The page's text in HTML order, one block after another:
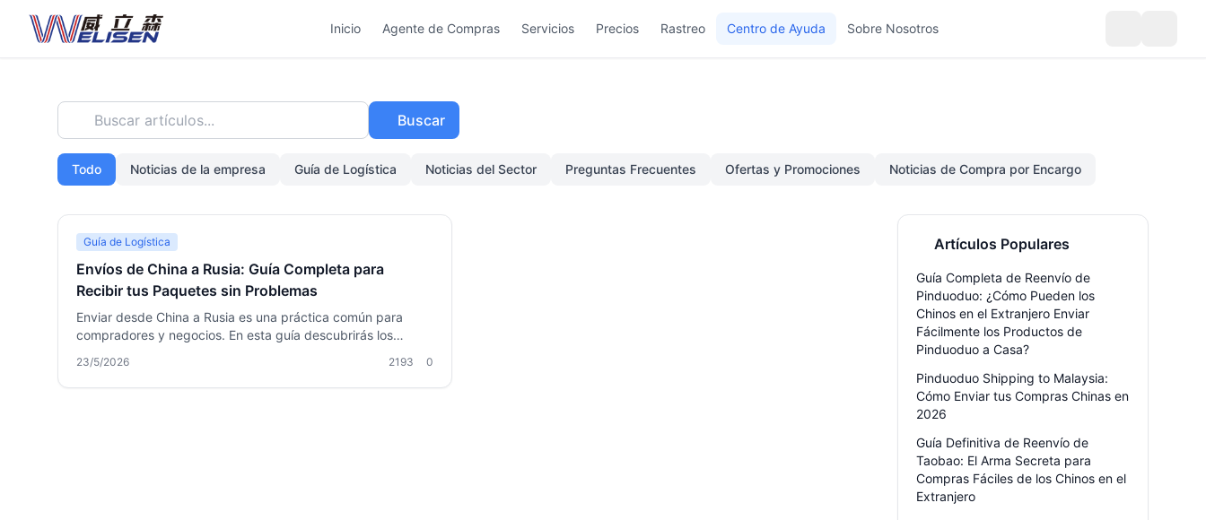
Inicio Agente de Compras Servicios Precios Rastreo Centro de Ayuda Sobre Nosotros
Buscar artículos... Buscar
Todo Noticias de la empresa Guía de Logística Noticias del Sector Preguntas Frecuentes Ofertas y Promociones Noticias de Compra por Encargo
Guía de Logística
Envíos de China a Rusia: Guía Completa para
Recibir tus Paquetes sin Problemas
Enviar desde China a Rusia es una práctica común para
compradores y negocios. En esta guía descubrirás los
consolidación de paquetes, trámites aduaneros, productos
prohibidos y cómo Welisen te ayuda a recibir tus compras
23/5/2026 2193 0
Artículos Populares
Guía Completa de Reenvío de
Pinduoduo: ¿Cómo Pueden los
Chinos en el Extranjero Enviar
Fácilmente los Productos de
Pinduoduo a Casa?
Pinduoduo Shipping to Malaysia:
Cómo Enviar tus Compras Chinas en
2026
Guía Definitiva de Reenvío de
Taobao: El Arma Secreta para
Compras Fáciles de los Chinos en el
Extranjero